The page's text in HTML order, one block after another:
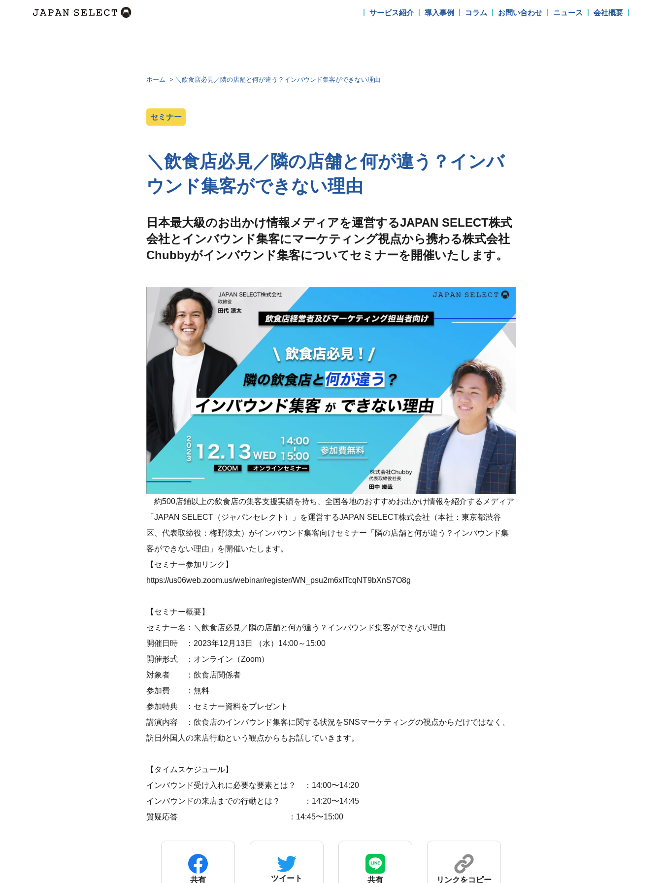
サービス紹介 導入事例 コラム お問い合わせ ニュース 会社概要
ホーム > ＼飲食店必見／隣の店舗と何が違う？インバウンド集客ができない理由
セミナー
＼飲食店必見／隣の店舗と何が違う？インバ
ウンド集客ができない理由
日本最大級のお出かけ情報メディアを運営するJAPAN SELECT株式
会社とインバウンド集客にマーケティング視点から携わる株式会社
Chubbyがインバウンド集客についてセミナーを開催いたします。
約500店鋪以上の飲食店の集客支援実績を持ち、全国各地のおすすめお出かけ情報を紹介するメディア
「JAPAN SELECT（ジャパンセレクト）」を運営するJAPAN SELECT株式会社（本社：東京都渋谷
区、代表取締役：梅野涼太）がインバウンド集客向けセミナー「隣の店舗と何が違う？インバウンド集
客ができない理由」を開催いたします。
【セミナー参加リンク】
https://us06web.zoom.us/webinar/register/WN_psu2m6xITcqNT9bXnS7O8g
【セミナー概要】
セミナー名：＼飲食店必見／隣の店舗と何が違う？インバウンド集客ができない理由
開催日時 ：2023年12月13日 （水）14:00～15:00
開催形式 ：オンライン（Zoom）
対象者 ：飲食店関係者
参加費 ：無料
参加特典 ：セミナー資料をプレゼント
講演内容 ：飲食店のインバウンド集客に関する状況をSNSマーケティングの視点からだけではなく、
訪日外国人の来店行動という観点からもお話していきます。
【タイムスケジュール】
インバウンド受け入れに必要な要素とは？ ：14:00〜14:20
インバウンドの来店までの行動とは？ ：14:20〜14:45
質疑応答 ：14:45〜15:00
共有 ツイート 共有 リンクをコピー